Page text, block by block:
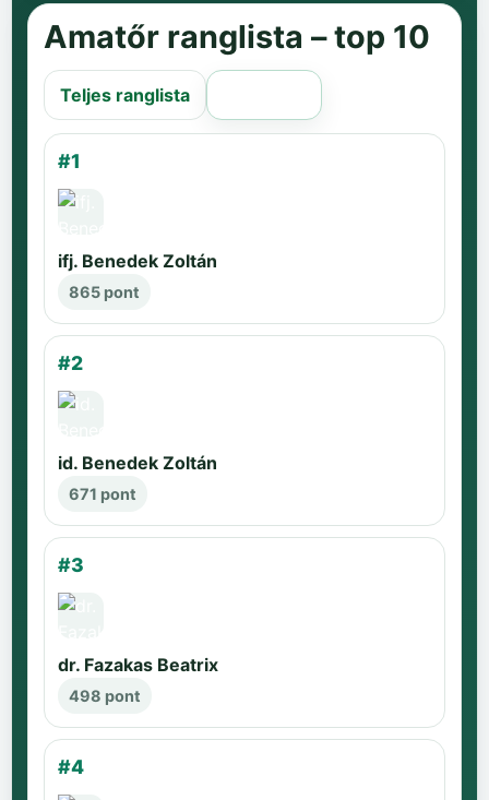
Amatőr ranglista – top 10
Teljes ranglista
#1
ifj. Benedek Zoltán
865 pont
#2
id. Benedek Zoltán
671 pont
#3
dr. Fazakas Beatrix
498 pont
#4